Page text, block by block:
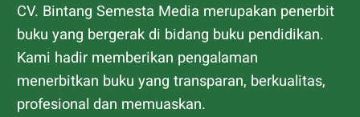
CV. Bintang Semesta Media merupakan penerbit
buku yang bergerak di bidang buku pendidikan.
Kami hadir memberikan pengalaman
menerbitkan buku yang transparan, berkualitas,
profesional dan memuaskan.